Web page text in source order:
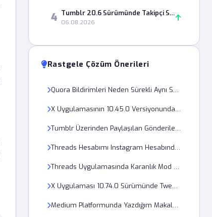
4 Tumblr 20.6 Sürümünde Takipçi Sayısı Neden Yanlış Görünüyor?
06.08.2026
Rastgele Çözüm Önerileri
Quora Bildirimleri Neden Sürekli Aynı Soruyu Tekrar Ediyor?
X Uygulamasının 10.45.0 Versiyonunda Tweetler Neden Yüklenmiyor?
Tumblr Üzerinden Paylaşılan Gönderiler Neden X'te Görünmüyor?
Threads Hesabımı Instagram Hesabından Nasıl Ayırabilirim?
Threads Uygulamasında Karanlık Mod Nasıl Kalıcı Yapılır?
X Uygulaması 10.74.0 Sürümünde Tweet Bildirimleri Neden Gelmiyor?
Medium Platformunda Yazdığım Makalenin Taslağı Neden Kaydedilmiyor?